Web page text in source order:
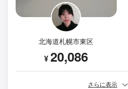
北海道札幌市東区
¥20,086
さらに表示